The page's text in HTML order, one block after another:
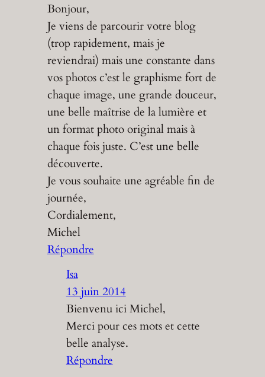
Bonjour,
Je viens de parcourir votre blog
(trop rapidement, mais je
reviendrai) mais une constante dans
vos photos c’est le graphisme fort de
chaque image, une grande douceur,
une belle maîtrise de la lumière et
un format photo original mais à
chaque fois juste. C’est une belle
découverte.
Je vous souhaite une agréable fin de
journée,
Cordialement,
Michel
Répondre
Isa
13 juin 2014
Bienvenu ici Michel,
Merci pour ces mots et cette
belle analyse.
Répondre